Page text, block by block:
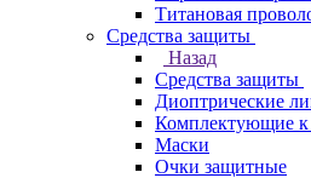
Титановая
Средства защиты
Назад
Средства защиты
Диоптрические
Комплектующие к
Маски
Очки защитные